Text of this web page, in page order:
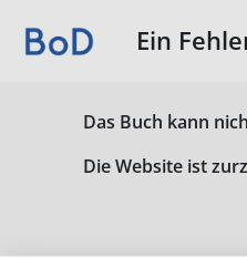
Ein
Das Buch kann
Die Website ist